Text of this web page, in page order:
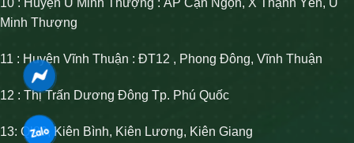
10 : Huyện U Minh Thượng : ẤP Cạn Ngọn, X Thạnh Yên, U
Minh Thượng
11 : Huyện Vĩnh Thuận : ĐT12 , Phong Đông, Vĩnh Thuận
12 : Thị Trấn Dương Đông Tp. Phú Quốc
13: Ql80, Kiên Bình, Kiên Lương, Kiên Giang